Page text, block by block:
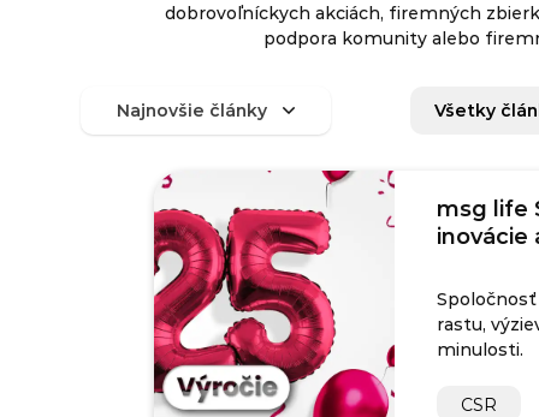
dobrovoľníckych akciách, firemných
podpora komunity alebo
Všetky
msg life
inovácie
rastu,
minulosti.
CSR